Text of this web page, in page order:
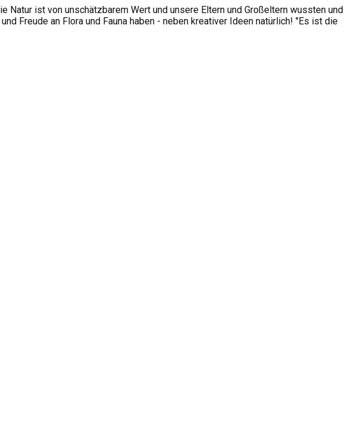
ist von unschätzbarem Wert und unsere Eltern und Großeltern wussten und
Freude an Flora und Fauna haben - neben kreativer Ideen natürlich! "Es ist die